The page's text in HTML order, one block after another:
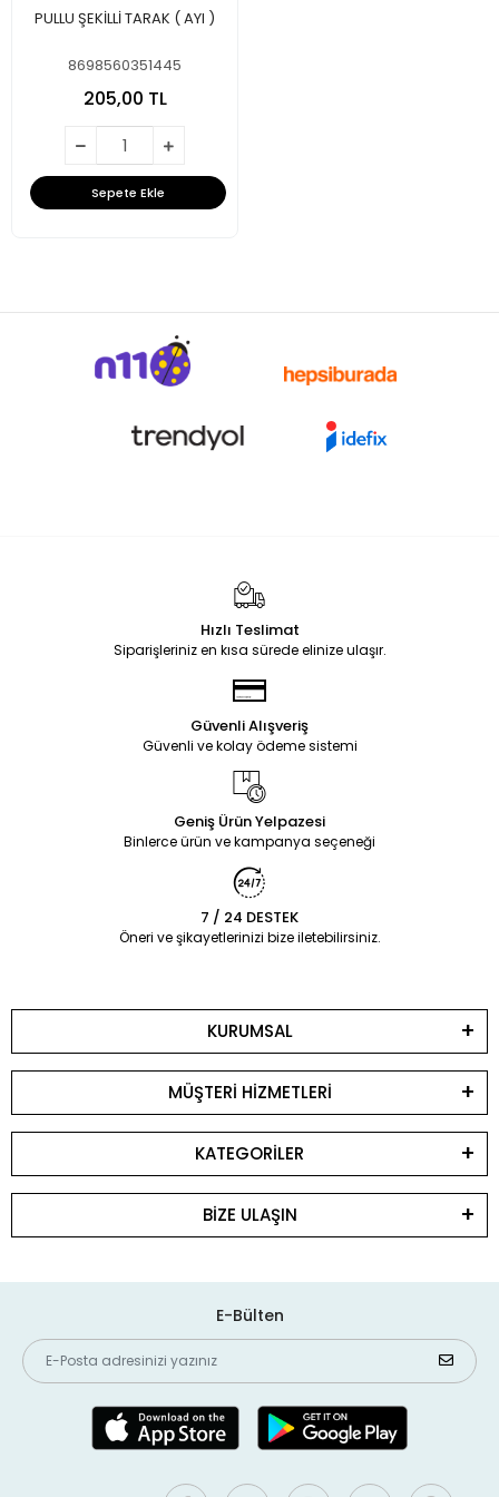
PULLU ŞEKİLLİ TARAK ( AYI )
8698560351445
205,00 TL
Sepete Ekle
Hızlı Teslimat
Siparişleriniz en kısa sürede elinize ulaşır.
Güvenli Alışveriş
Güvenli ve kolay ödeme sistemi
Geniş Ürün Yelpazesi
Binlerce ürün ve kampanya seçeneği
7 / 24 DESTEK
Öneri ve şikayetlerinizi bize iletebilirsiniz.
KURUMSAL
MÜŞTERİ HİZMETLERİ
KATEGORİLER
BİZE ULAŞIN
E-Bülten